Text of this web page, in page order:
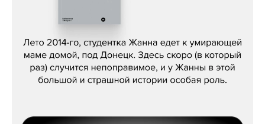
Сергей Лебедев, «Белая дама»